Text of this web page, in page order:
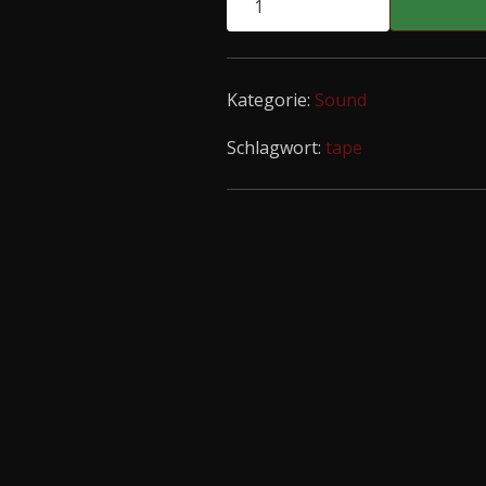
-
Hydrastylez
Menge
Kategorie: Sound
Schlagwort: tape